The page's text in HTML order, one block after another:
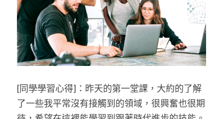
[同學學習心得]：昨天的第一堂課，大約的了解
了一些我平常沒有接觸到的領域，很興奮也很期